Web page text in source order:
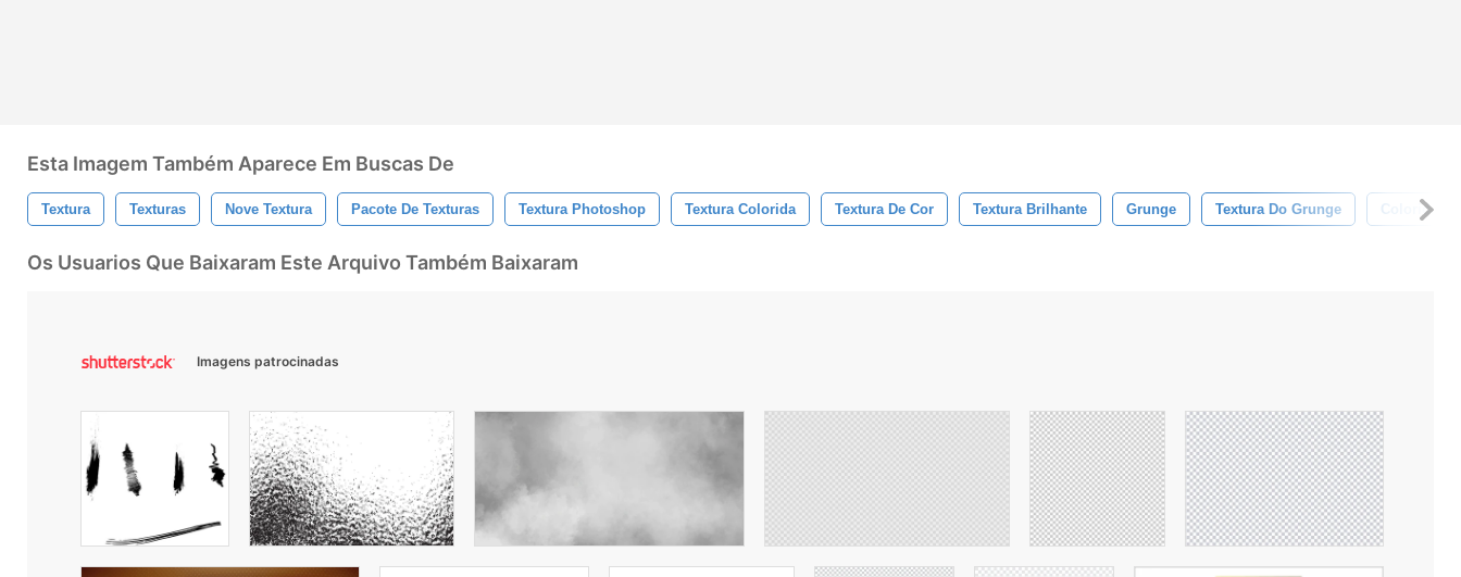
Esta Imagem Também Aparece Em Buscas De
Textura Texturas Nove Textura Pacote De Texturas Textura Photoshop Textura Colorida Textura De Cor Textura Brilhante Grunge Textura Do Grunge Colorida
Os Usuarios Que Baixaram Este Arquivo Também Baixaram
Imagens patrocinadas